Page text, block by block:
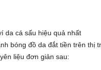
da cá sấu hiệu quả nhất
bóng đồ da đắt tiền trên thị
liệu đơn giản sau: